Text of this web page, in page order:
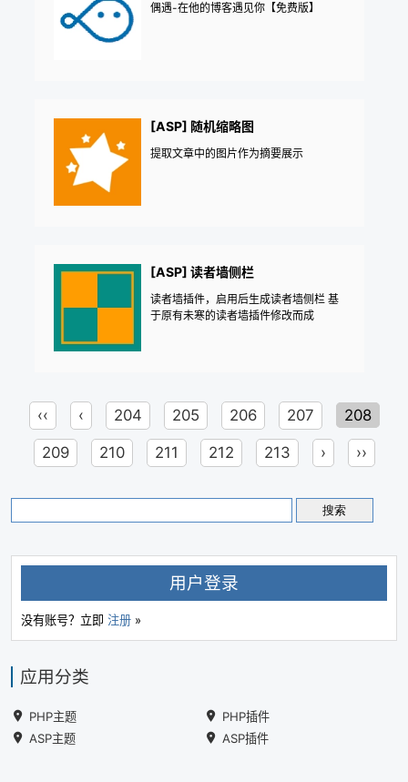
偶遇-在他的博客遇见你【免费版】
[ASP] 随机缩略图
提取文章中的图片作为摘要展示
[ASP] 读者墙侧栏
读者墙插件，启用后生成读者墙侧栏 基
于原有未寒的读者墙插件修改而成
‹‹ ‹ 204 205 206 207 208
209 210 211 212 213 › ››
用户登录
没有账号？立即 注册 »
应用分类
PHP主题
PHP插件
ASP主题
ASP插件